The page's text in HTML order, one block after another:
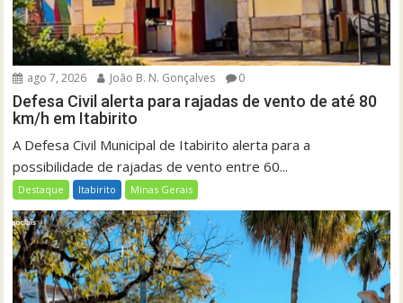
ago 7, 2026 João B. N. Gonçalves 0
Defesa Civil alerta para rajadas de vento de até 80
km/h em Itabirito
A Defesa Civil Municipal de Itabirito alerta para a
possibilidade de rajadas de vento entre 60...
Destaque Itabirito Minas Gerais